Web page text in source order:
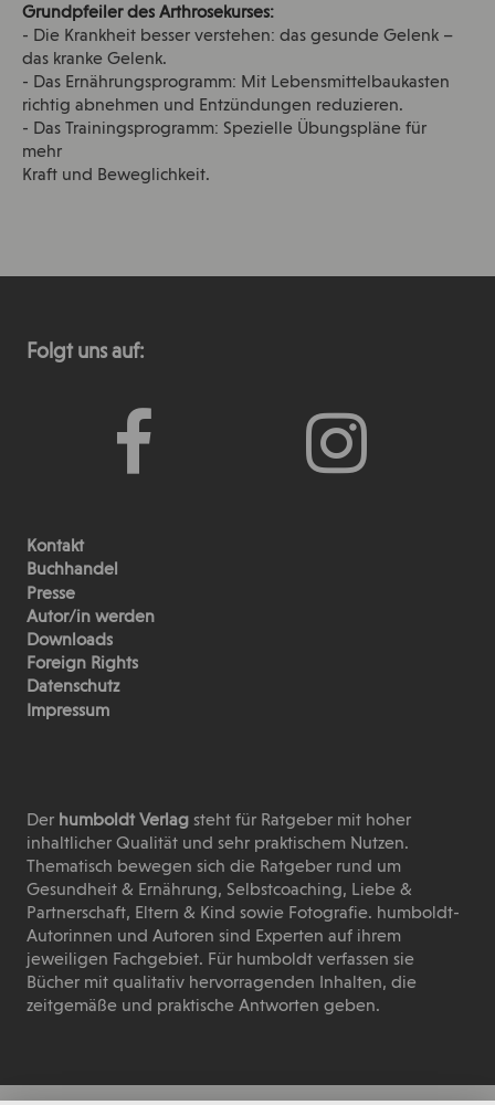
Grundpfeiler des Arthrosekurses:
- Die Krankheit besser verstehen: das gesunde Gelenk –
das kranke Gelenk.
- Das Ernährungsprogramm: Mit Lebensmittelbaukasten
richtig abnehmen und Entzündungen reduzieren.
- Das Trainingsprogramm: Spezielle Übungspläne für
mehr
Kraft und Beweglichkeit.
Folgt uns auf:
Kontakt
Buchhandel
Presse
Autor/in werden
Downloads
Foreign Rights
Datenschutz
Impressum
Derhumboldt Verlag steht für Ratgeber mit hoher
inhaltlicher Qualität und sehr praktischem Nutzen.
Thematisch bewegen sich die Ratgeber rund um
Gesundheit & Ernährung, Selbstcoaching, Liebe &
Partnerschaft, Eltern & Kind sowie Fotografie. humboldt-
Autorinnen und Autoren sind Experten auf ihrem
jeweiligen Fachgebiet. Für humboldt verfassen sie
Bücher mit qualitativ hervorragenden Inhalten, die
zeitgemäße und praktische Antworten geben.